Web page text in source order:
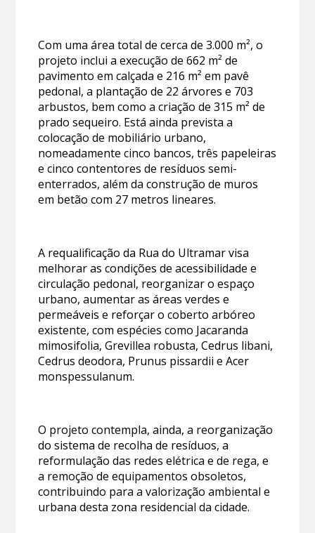
Com uma área total de cerca de 3.000 m², o
projeto inclui a execução de 662 m² de
pavimento em calçada e 216 m² em pavê
pedonal, a plantação de 22 árvores e 703
arbustos, bem como a criação de 315 m² de
prado sequeiro. Está ainda prevista a
colocação de mobiliário urbano,
nomeadamente cinco bancos, três papeleiras
e cinco contentores de resíduos semi-
enterrados, além da construção de muros
em betão com 27 metros lineares.
A requalificação da Rua do Ultramar visa
melhorar as condições de acessibilidade e
circulação pedonal, reorganizar o espaço
urbano, aumentar as áreas verdes e
permeáveis e reforçar o coberto arbóreo
existente, com espécies como Jacaranda
mimosifolia, Grevillea robusta, Cedrus libani,
Cedrus deodora, Prunus pissardii e Acer
monspessulanum.
O projeto contempla, ainda, a reorganização
do sistema de recolha de resíduos, a
reformulação das redes elétrica e de rega, e
a remoção de equipamentos obsoletos,
contribuindo para a valorização ambiental e
urbana desta zona residencial da cidade.